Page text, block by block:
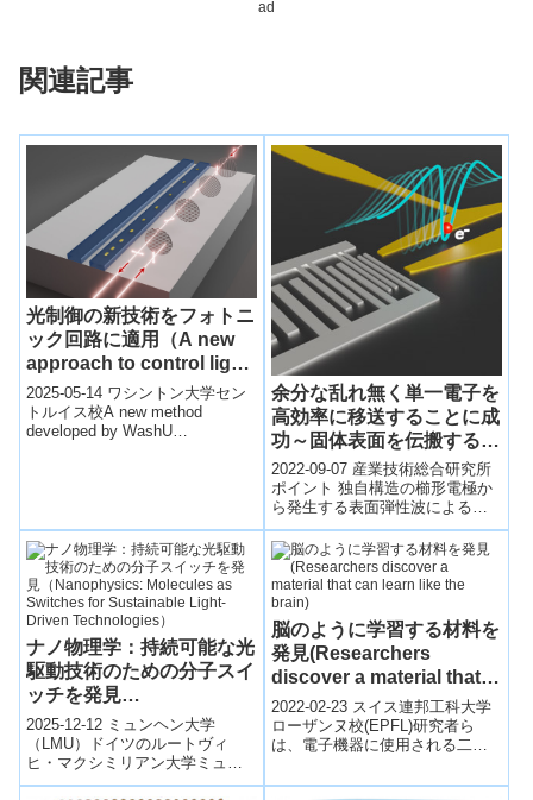
ad
関連記事
光制御の新技術をフォトニ
ック回路に適用（A new
approach to control light
in photonic circuits）
2025-05-14 ワシントン大学セン
トルイス校A new method
developed by WashU
余分な乱れ無く単一電子を
高効率に移送することに成
功～固体表面を伝搬する孤
立パルス生成により実現、
量子コンピューターへの応
用に期待～
2022-09-07 産業技術総合研究所
ポイント 独自構造の櫛形電極か
ら発生する表面弾性波による高
効率な単一電子の移送を実現 広
い周波数帯域の重ね合わせによ
り孤...
ナノ物理学：持続可能な光
駆動技術のための分子スイ
ッチを発見
（Nanophysics:
Molecules as Switches
for Sustainable Light-
Driven Technologies）
2025-12-12 ミュンヘン大学
（LMU）ドイツのルートヴィ
ヒ・マクシミリアン大学ミュン
ヘン（LMU）の研究チームは、
脳のように学習する材料を
発見(Researchers
discover a material that
can learn like the brain)
2022-02-23 スイス連邦工科大学
ローザンヌ校(EPFL)研究者ら
は、電子機器に使用される二酸
の外部刺激の履歴をすべて「記